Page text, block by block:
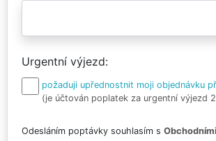
Urgentní výjezd
požaduji upřednostnit moji objednávku
(je účtován poplatek za urgentní výjezd
Odesláním poptávky souhlasím s